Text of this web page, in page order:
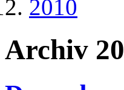
2010
Archiv